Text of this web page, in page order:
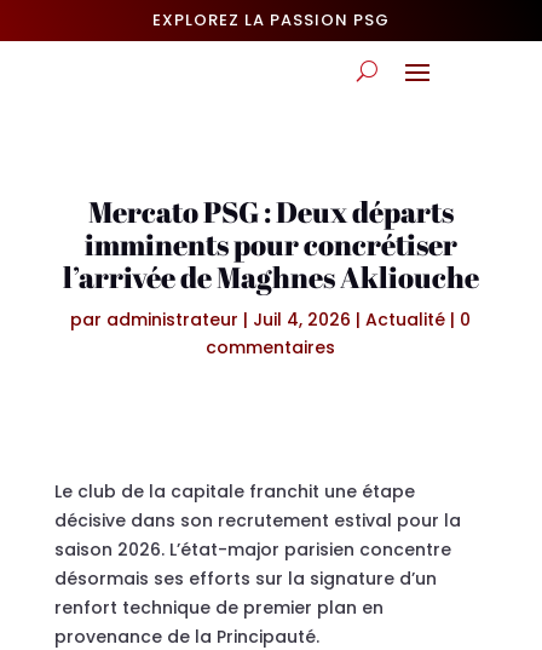
EXPLOREZ LA PASSION PSG
Mercato PSG : Deux départs
imminents pour concrétiser
l’arrivée de Maghnes Akliouche
par administrateur | Juil 4, 2026 |Actualité | 0
commentaires
Le club de la capitale franchit une étape
décisive dans son recrutement estival pour la
saison 2026. L’état-major parisien concentre
désormais ses efforts sur la signature d’un
renfort technique de premier plan en
provenance de la Principauté.